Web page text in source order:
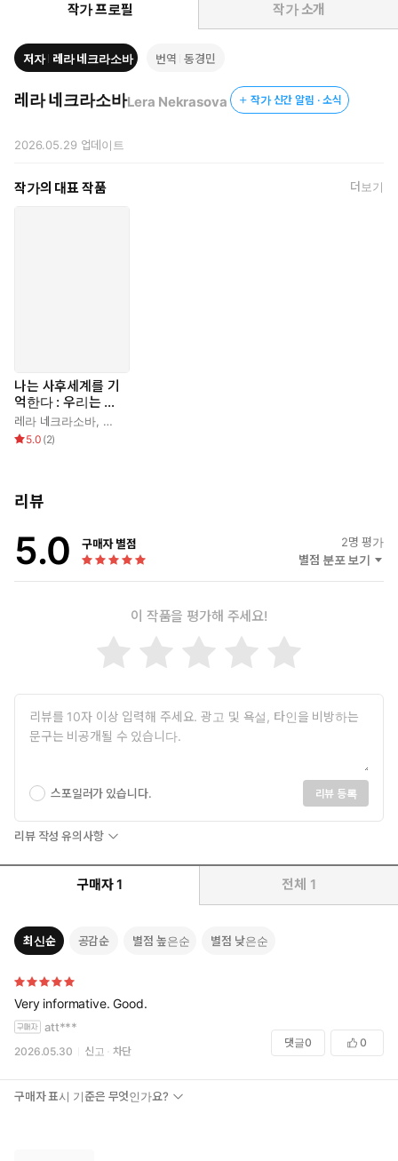
며 텔레파시 소통이 가능하다. 그렇게 이곳저곳을 돌아다니던 그는
아스트랄계를 관리하는 감시자들을 만나게 되고, 얼떨결에 그 자신
도 감시자가 된다. 그는 이런 독특한 직책 덕분에 아스트랄계의 여러
소세계小世界들을 방문해볼 수 있었다.
죽은 뒤 가는 두 번째 세계: 저세상
사가 나타난다. 천사는 아스트랄계에서 저세상으로 넘어가는 과정
작별을 고할 수 있도록 도와주었다. 그렇게 또 한 번 아스트랄체를
게 된다. 그것은 앞으로의 환생에 대한 여러 시나리오와 선택지들이
었다. 그는 이 중 하나를 고른 뒤 저세상에서의 몸인 멘탈체를 버리
고 더 높은 차원으로 올라간다. 이는 오직 존재의 감각만 남는, 열반
과도 같은 경험이었다. 그러나 이것도 잠시, 다음 생의 자신이 될 새
성한 뒤 영적 스승들을 만나고, 이번 생에 속하게 될 가문의 수호자
태생의 ‘레라’라는 여자아이로 태어나 자란 그녀는 몇 년 전 사후세
계에 관한 자신의 기억을 최초로 세상에 알렸다. 이 책은 그녀가 기
억하는 사후세계에서의 경험과 여러 의문에 대한 답이 세세히 정리
과 위로로 바뀌게 해주는 아주 특별한 기행문이다.
작가 프로필 작가 소개
저자 레라 네크라소바 번역 동경민
레라 네크라소바Lera Nekrasova 작가 신간 알림 · 소식
2026.05.29 업데이트
작가의 대표 작품 더보기
나는 사후세계를 기
억한다 : 우리는 죽
어서 어디로 가며
왜 돌아오는가
레라 네크라소바, 동경민
5.0 (2)
리뷰
5.0 구매자 별점 2명 평가
별점 분포 보기
이 작품을 평가해 주세요!
스포일러가 있습니다. 리뷰 등록
리뷰 작성 유의사항
구매자 1 전체 1
최신순 공감순 별점 높은순 별점 낮은순
Very informative. Good.
att***
2026.05.30 신고 차단
댓글0 0
구매자 표시 기준은 무엇인가요?